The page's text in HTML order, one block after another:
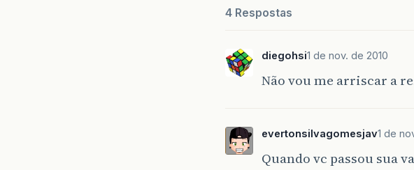
4 Respostas
diegohsi1 de nov. de 2010
Não vou me arriscar a
evertonsilvagomesjav1 de
Quando vc passou sua